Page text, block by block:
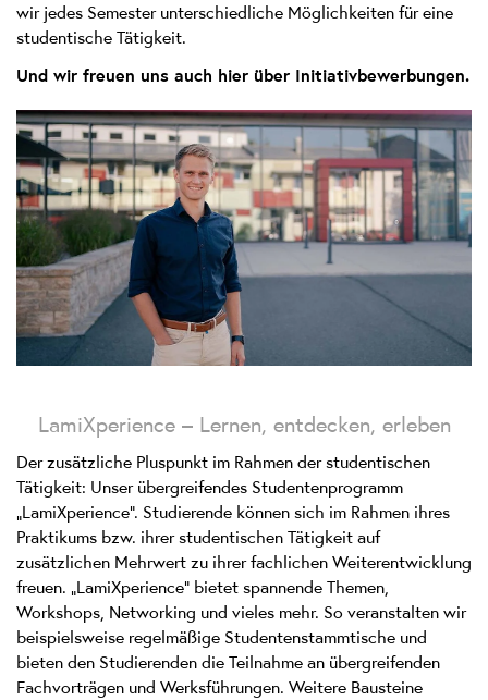
wir jedes Semester unterschiedliche Möglichkeiten für eine
studentische Tätigkeit.
Und wir freuen uns auch hier über Initiativbewerbungen.
LamiXperience – Lernen, entdecken, erleben
Der zusätzliche Pluspunkt im Rahmen der studentischen
Tätigkeit: Unser übergreifendes Studentenprogramm
„LamiXperience“. Studierende können sich im Rahmen ihres
Praktikums bzw. ihrer studentischen Tätigkeit auf
zusätzlichen Mehrwert zu ihrer fachlichen Weiterentwicklung
freuen. „LamiXperience“ bietet spannende Themen,
Workshops, Networking und vieles mehr. So veranstalten wir
beispielsweise regelmäßige Studentenstammtische und
bieten den Studierenden die Teilnahme an übergreifenden
Fachvorträgen und Werksführungen. Weitere Bausteine